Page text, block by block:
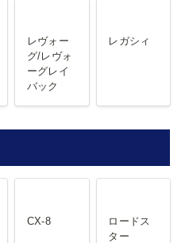
レヴォーグ
レイバック
レヴォー
グ/レヴォ
ーグレイ
バック
レガシィ
CX-8
ロードス
ター